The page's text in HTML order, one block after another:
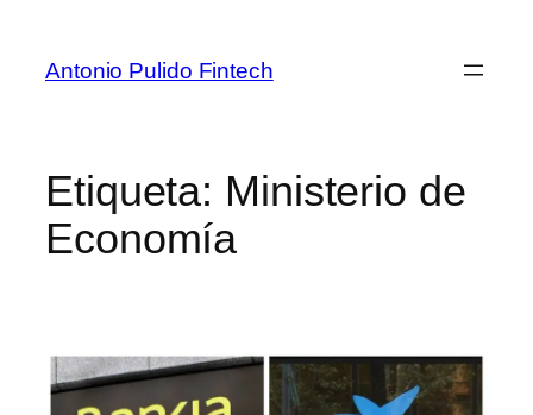
Antonio Pulido Fintech
Etiqueta: Ministerio de
Economía